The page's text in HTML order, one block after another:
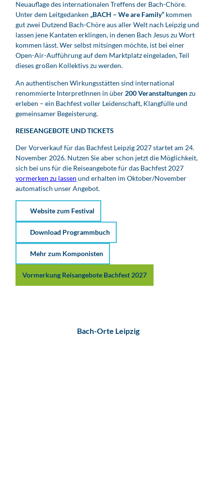
Neuauflage des internationalen Treffens der Bach-Chöre.
Unter dem Leitgedanken „BACH – We are Family“ kommen
gut zwei Dutzend Bach-Chöre aus aller Welt nach Leipzig und
lassen jene Kantaten erklingen, in denen Bach Jesus zu Wort
kommen lässt. Wer selbst mitsingen möchte, ist bei einer
Open-Air-Aufführung auf dem Marktplatz eingeladen, Teil
dieses großen Kollektivs zu werden.
An authentischen Wirkungsstätten sind international
renommierte InterpretInnen in über 200 Veranstaltungenzu
erleben – ein Bachfest voller Leidenschaft, Klangfülle und
gemeinsamer Begeisterung.
REISEANGEBOTE UND TICKETS
Der Vorverkauf für das Bachfest Leipzig 2027 startet am 24.
November 2026. Nutzen Sie aber schon jetzt die Möglichkeit,
sich bei uns für die Reiseangebote für das Bachfest 2027
vormerken zu lassen und erhalten im Oktober/November
automatisch unser Angebot.
Website zum Festival
Download Programmbuch
Mehr zum Komponisten
Vormerkung Reisangebote Bachfest 2027
Bach-Orte Leipzig